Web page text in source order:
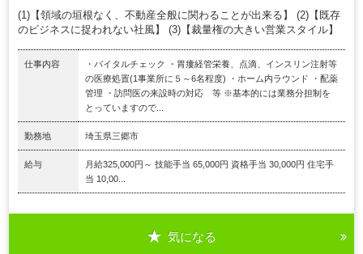
(1)【領域の垣根なく、不動産全般に関わることが出来る】 (2)【既存
のビジネスに捉われない社風】 (3)【裁量権の大きい営業スタイル】
仕事内容
・バイタルチェック ・胃瘻経管栄養、点滴、インスリン注射等
の医療処置(1事業所に５～6名程度) ・ホーム内ラウンド ・配薬
管理 ・訪問医の来設時の対応 等 ※基本的には業務分担制を
とっていますので...
勤務地 埼玉県三郷市
給与
月給325,000円～ 技能手当 65,000円 資格手当 30,000円 住宅手
当 10,00...
気になる